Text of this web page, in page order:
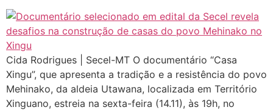
Cida Rodrigues | Secel-MT O documentário “Casa
Xingu”, que apresenta a tradição e a resistência do povo
Mehinako, da aldeia Utawana, localizada em Território
Xinguano, estreia na sexta-feira (14.11), às 19h, no